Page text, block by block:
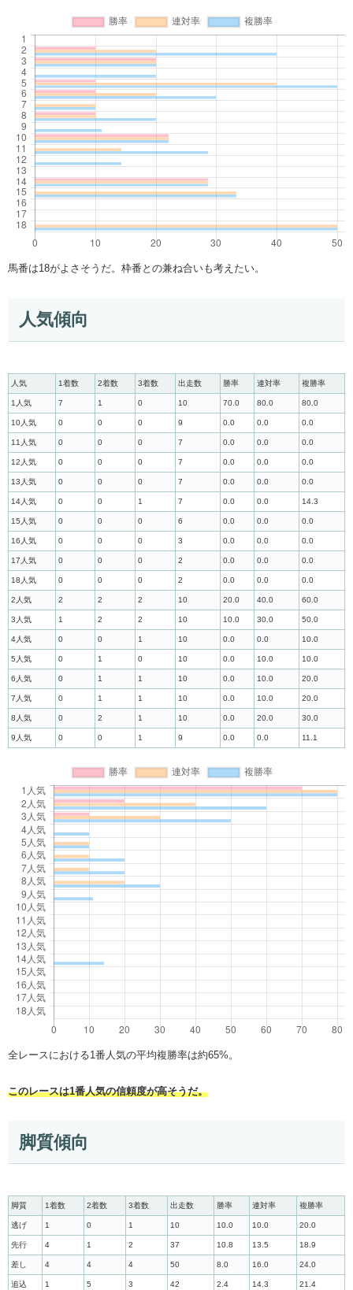
馬番は18がよさそうだ。枠番との兼ね合いも考えたい。
人気傾向
人気 1着数 2着数 3着数 出走数 勝率 連対率 複勝率
1人気 7 1 0 10 70.0 80.0 80.0
10人気 0 0 0 9 0.0 0.0 0.0
11人気 0 0 0 7 0.0 0.0 0.0
12人気 0 0 0 7 0.0 0.0 0.0
13人気 0 0 0 7 0.0 0.0 0.0
14人気 0 0 1 7 0.0 0.0 14.3
15人気 0 0 0 6 0.0 0.0 0.0
16人気 0 0 0 3 0.0 0.0 0.0
17人気 0 0 0 2 0.0 0.0 0.0
18人気 0 0 0 2 0.0 0.0 0.0
2人気 2 2 2 10 20.0 40.0 60.0
3人気 1 2 2 10 10.0 30.0 50.0
4人気 0 0 1 10 0.0 0.0 10.0
5人気 0 1 0 10 0.0 10.0 10.0
6人気 0 1 1 10 0.0 10.0 20.0
7人気 0 1 1 10 0.0 10.0 20.0
8人気 0 2 1 10 0.0 20.0 30.0
9人気 0 0 1 9 0.0 0.0 11.1
全レースにおける1番人気の平均複勝率は約65%。
このレースは1番人気の信頼度が高そうだ。
脚質傾向
脚質 1着数 2着数 3着数 出走数 勝率 連対率 複勝率
逃げ 1 0 1 10 10.0 10.0 20.0
先行 4 1 2 37 10.8 13.5 18.9
差し 4 4 4 50 8.0 16.0 24.0
追込 1 5 3 42 2.4 14.3 21.4